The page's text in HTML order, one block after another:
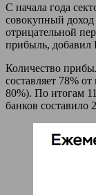
С начала года
совокупный доход
отрицательной
прибыль, добавил
Количество
составляет 78%
80%). По итогам
банков составило